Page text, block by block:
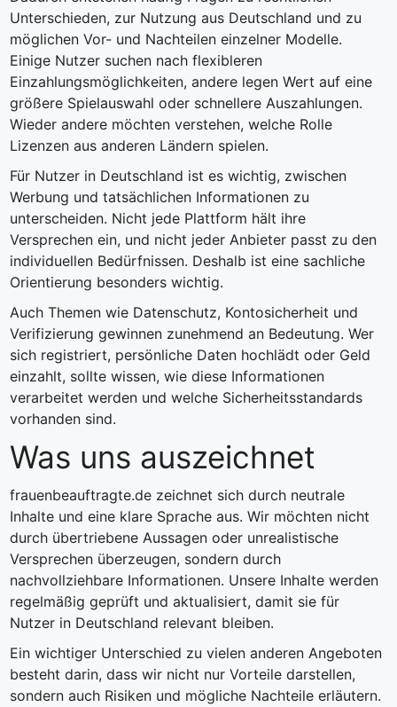
Unterschieden, zur Nutzung aus Deutschland und zu
möglichen Vor- und Nachteilen einzelner Modelle.
Einige Nutzer suchen nach flexibleren
Einzahlungsmöglichkeiten, andere legen Wert auf eine
größere Spielauswahl oder schnellere Auszahlungen.
Wieder andere möchten verstehen, welche Rolle
Lizenzen aus anderen Ländern spielen.
Für Nutzer in Deutschland ist es wichtig, zwischen
Werbung und tatsächlichen Informationen zu
unterscheiden. Nicht jede Plattform hält ihre
Versprechen ein, und nicht jeder Anbieter passt zu den
individuellen Bedürfnissen. Deshalb ist eine sachliche
Orientierung besonders wichtig.
Auch Themen wie Datenschutz, Kontosicherheit und
Verifizierung gewinnen zunehmend an Bedeutung. Wer
sich registriert, persönliche Daten hochlädt oder Geld
einzahlt, sollte wissen, wie diese Informationen
verarbeitet werden und welche Sicherheitsstandards
vorhanden sind.
Was uns auszeichnet
frauenbeauftragte.de zeichnet sich durch neutrale
Inhalte und eine klare Sprache aus. Wir möchten nicht
durch übertriebene Aussagen oder unrealistische
Versprechen überzeugen, sondern durch
nachvollziehbare Informationen. Unsere Inhalte werden
regelmäßig geprüft und aktualisiert, damit sie für
Nutzer in Deutschland relevant bleiben.
Ein wichtiger Unterschied zu vielen anderen Angeboten
besteht darin, dass wir nicht nur Vorteile darstellen,
sondern auch Risiken und mögliche Nachteile erläutern.